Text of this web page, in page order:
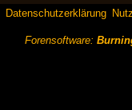
Datenschutzerklärung
Forensoftware: